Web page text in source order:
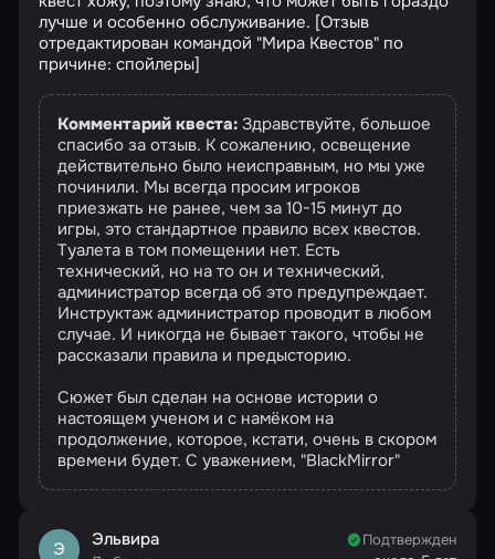
лучше и особенно обслуживание. [Отзыв
отредактирован командой "Мира Квестов" по
причине: спойлеры]
Комментарий квеста: Здравствуйте, большое
спасибо за отзыв. К сожалению, освещение
действительно было неисправным, но мы уже
починили. Мы всегда просим игроков
приезжать не ранее, чем за 10-15 минут до
игры, это стандартное правило всех квестов.
Туалета в том помещении нет. Есть
технический, но на то он и технический,
администратор всегда об это предупреждает.
Инструктаж администратор проводит в любом
случае. И никогда не бывает такого, чтобы не
рассказали правила и предысторию.
Сюжет был сделан на основе истории о
настоящем ученом и с намёком на
продолжение, которое, кстати, очень в скором
времени будет. С уважением, "BlackMirror"
Э Эльвира
Подтвержден